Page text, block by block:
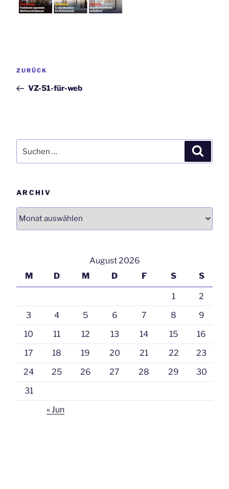
Vorheriger
ZURÜCK
VZ-51-für-web
nach:
ARCHIV
August 2026
M
D M D F S S
1
2
3
4 5 6 7 8
9
10
11 12 13 14 15
16
17
18 19 20 21 22
23
24
25 26 27 28 29
30
31
« Jun